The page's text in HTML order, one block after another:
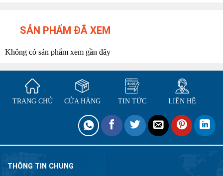
SẢN PHẨM ĐÃ XEM
Không có sản phẩm xem gần đây
TRANG CHỦ CỬA HÀNG TIN TỨC LIÊN HỆ
THÔNG TIN CHUNG